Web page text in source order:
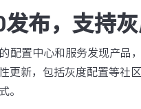
布，支持
配置中心和服务发现产品
更新，包括灰度配置等社
。